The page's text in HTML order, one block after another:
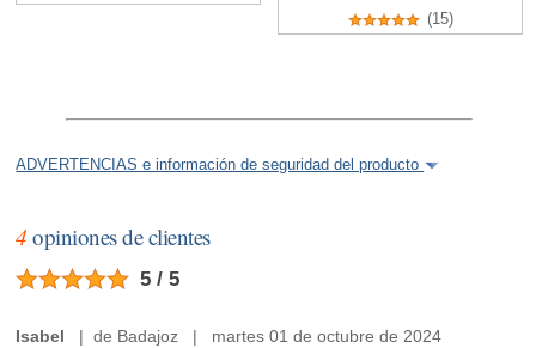
(15)
ADVERTENCIAS e información de seguridad del producto
4 opiniones de clientes
5 / 5
Isabel | de Badajoz | martes 01 de octubre de 2024